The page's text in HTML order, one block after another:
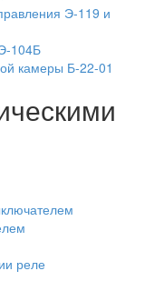
Э-119 и
104Б
камеры Б-22-01
реле